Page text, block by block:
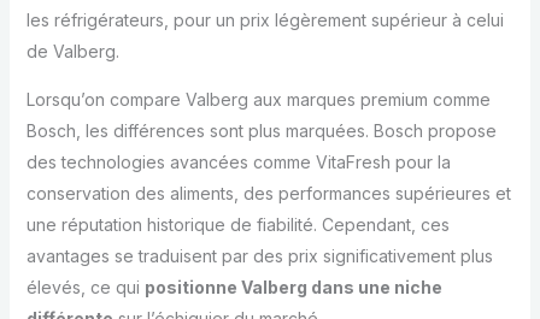
les réfrigérateurs, pour un prix légèrement supérieur à celui
de Valberg.
Lorsqu’on compare Valberg aux marques premium comme
Bosch, les différences sont plus marquées. Bosch propose
des technologies avancées comme VitaFresh pour la
conservation des aliments, des performances supérieures et
une réputation historique de fiabilité. Cependant, ces
avantages se traduisent par des prix significativement plus
élevés, ce qui positionne Valberg dans une niche